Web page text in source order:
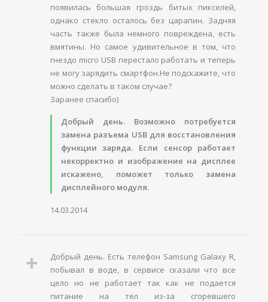
появилась большая гроздь битых пикселей,
однако стекло осталось без царапин. Задняя
часть также была немного повреждена, есть
вмятины. Но самое удивительное в том, что
гнездо micro USB перестало работать и теперь
не могу зарядить смартфон.Не подскажите, что
можно сделать в таком случае?
Заранее спасибо)
Добрый день. Возможно потребуется
замена разъема USB для восстановления
функции заряда. Если сенсор работает
некорректно и изображение на дисплее
искажено, поможет только замена
дисплейного модуля.
14.03.2014
Добрый день. Есть телефон Samsung Galaxy R,
побывал в воде, в сервисе сказали что все
цело но не работает так как не подается
питание на тел из-за сгоревшего